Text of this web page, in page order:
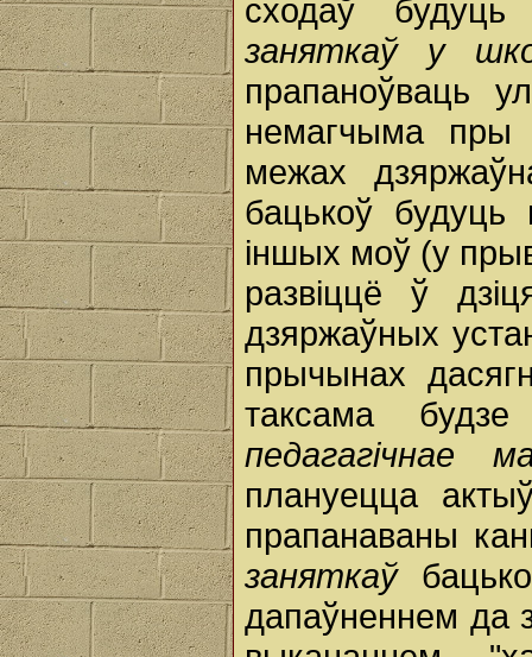
сходаў
заняткаў у
прапаноўваць
немагчыма пры
межах
бацькоў будуць
іншых моў (у
развіццё ў
дзяржаўных
прычынах
таксама
педагагічнае
плануецца
прапанаваны
заняткаў
дапаўненнем да